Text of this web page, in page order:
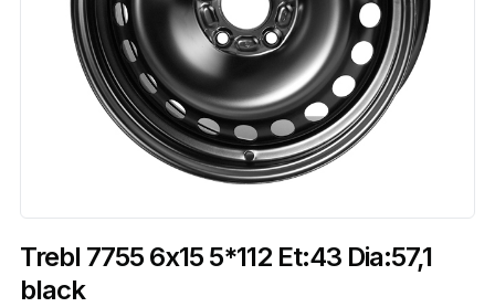
Trebl 7755 6x15 5*112 Et:43 Dia:57,1
black